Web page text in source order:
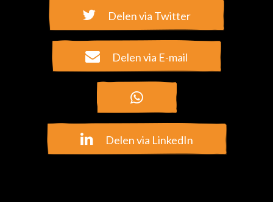
E-mailadres *
Ja, ik blijf graag op de hoogte van jullie hulp aan kinderen
wereldwijd. Ik kan mij altijd weer afmelden.
Nee, houd mij niet op de hoogte.
Betaalmethode: